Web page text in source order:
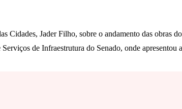
Cidades, Jader Filho, sobre o andamento das obras
de Infraestrutura do Senado, onde apresentou